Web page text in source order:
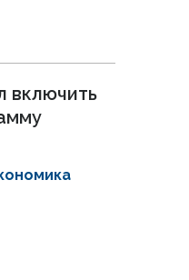
включить